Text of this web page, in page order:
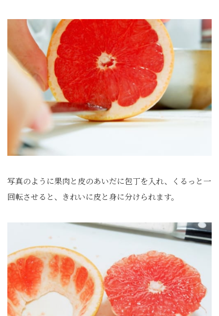
写真のように果肉と皮のあいだに包丁を入れ、くるっと一
回転させると、きれいに皮と身に分けられます。